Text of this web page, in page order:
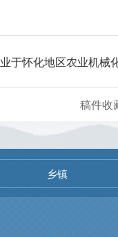
怀化地区农业机械
稿件收
乡镇